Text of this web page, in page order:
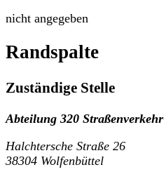
nicht angegeben
Randspalte
Zuständige Stelle
Abteilung 320 Straßenverkehr
Halchtersche Straße 26
38304 Wolfenbüttel